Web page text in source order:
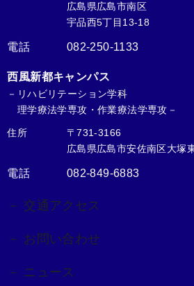
広島県広島市南区
宇品西5丁目13-18
電話 082-250-1133
西風新都キャンパス
－リハビリテーション学科
理学療法学専攻・作業療法学専攻－
住所
〒731-3166
広島県広島市安佐南区大塚
電話 082-849-6883
－ 交通アクセス
－ お問い合わせ
－ ニュース